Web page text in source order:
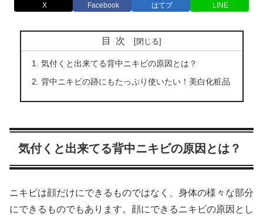
X Facebook はてブ LINE
目次
気付くと出来てる背中ニキビの原因とは？
背中ニキビの跡にもたっぷり使いたい！美白化粧品
気付くと出来てる背中ニキビの原因とは？
ニキビは顔だけにできるものではなく、身体の様々な部分
にできるものでもあります。顔にできるニキビの原因とし